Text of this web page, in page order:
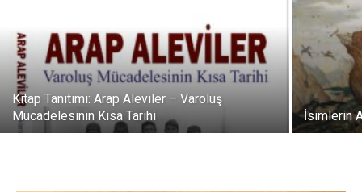
Kitap Tanıtımı: Arap Aleviler – Varoluş
Mücadelesinin Kısa Tarihi
İsimlerin